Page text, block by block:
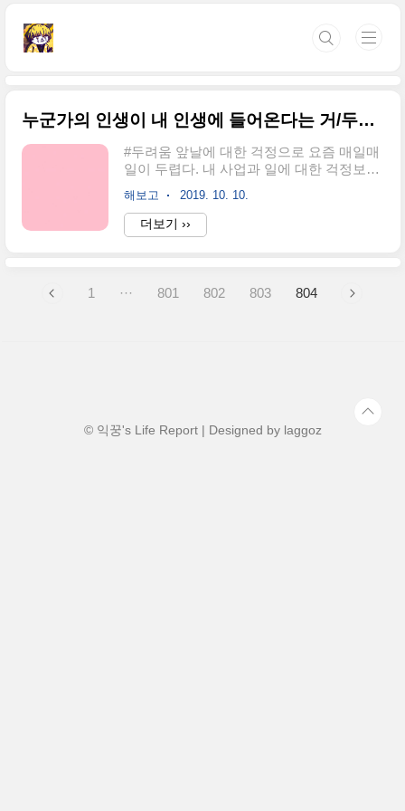
누군가의 인생이 내 인생에 들어온다는 거/두근거림/두려움/설레임/주저리주저리
#두려움 앞날에 대한 걱정으로 요즘 매일매
일이 두렵다. 내 사업과 일에 대한 걱정보다
는, '나와 함께하는 사람들의 행복이 지속될
수 있을까?' 에 대한 두려움이 더 크다. 나 혼
자 하는 일이 아니기에, 내 사업파트너들과
함께하는 일이기에 더욱 그렇다. 나도 사실
렘과 그리고 두려움을 어디에다가 하소연
는 이유가 무얼까? 오랜시간 경제적으로 어
려움을 겪다보니 조그만일에도 혹..
해보고 2019. 10. 10.
더보기 ››
1 ··· 801 802 803 804
© 익꿍's Life Report | Designed by laggoz